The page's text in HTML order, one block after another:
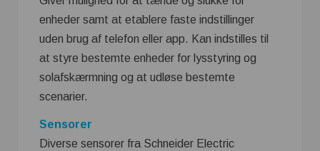
enheder samt at etablere faste indstillinger
uden brug af telefon eller app. Kan indstilles til
at styre bestemte enheder for lysstyring og
solafskærmning og at udløse bestemte
scenarier.
Sensorer
Diverse sensorer fra Schneider Electric